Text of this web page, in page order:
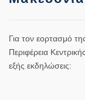
Για τον εορτασμό
Περιφέρεια
εξής εκδηλώσεις: